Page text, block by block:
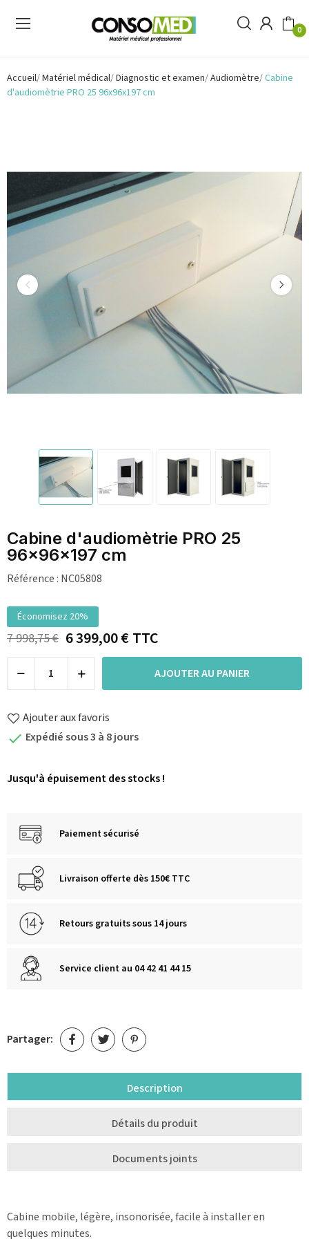
0
Accueil Matériel médical Diagnostic et examen Audiomètre Cabine
d'audiomètrie PRO 25 96x96x197 cm
Cabine d'audiomètrie PRO 25
96x96x197 cm
Référence : NC05808
Économisez 20%
7 998,75 € 6 399,00 €TTC
AJOUTER AU PANIER
Ajouter aux favoris
 Expédié sous 3 à 8 jours
Jusqu'à épuisement des stocks !
Paiement sécurisé
Livraison offerte dès 150€ TTC
Retours gratuits sous 14 jours
Service client au 04 42 41 44 15
Partager:
Description
Détails du produit
Documents joints
Cabine mobile, légère, insonorisée, facile à installer en
quelques minutes.